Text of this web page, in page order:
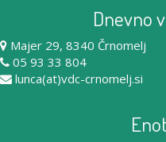
Dnevno
Majer 29, 8340 Črnomelj
05 93 33 804
lunca(at)vdc-crnomelj.si